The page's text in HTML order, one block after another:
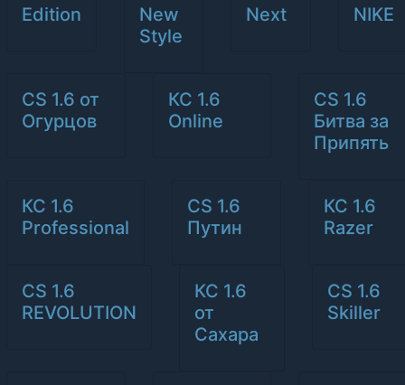
Edition
New
Style
Next
NIKE
CS 1.6 от
Огурцов
КС 1.6
Online
CS 1.6
Битва за
Припять
КС 1.6
Professional
CS 1.6
Путин
КС 1.6
Razer
CS 1.6
REVOLUTION
КС 1.6
от
Сахара
CS 1.6
Skiller